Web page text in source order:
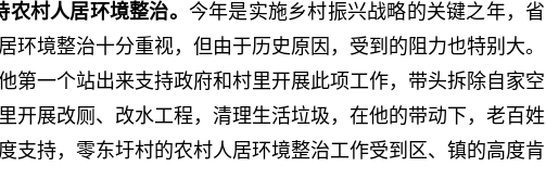
村人居环境整治。 今年是实施乡村振兴战略的关键之年，省
环境整治十分重视，但由于历史原因，受到的阻力也特别大。
第一个站出来支持政府和村里开展此项工作，带头拆除自家空
开展改厕、改水工程，清理生活垃圾，在他的带动下，老百姓
支持，零东圩村的农村人居环境整治工作受到区、镇的高度肯